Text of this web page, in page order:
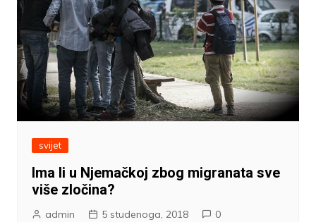
svijet
Ima li u Njemačkoj zbog migranata sve
više zločina?
admin 5 studenoga, 2018 0